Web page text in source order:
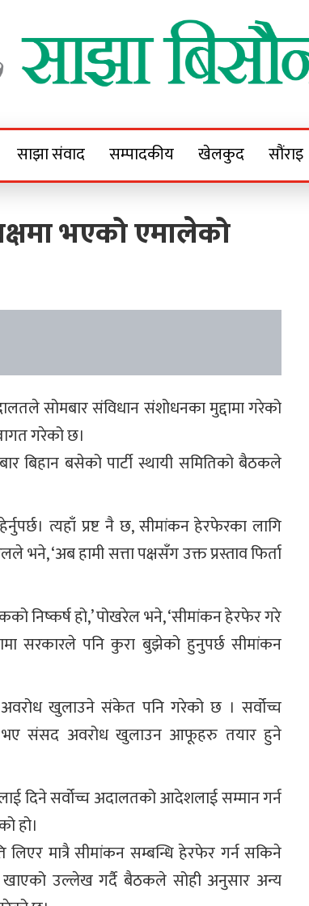
Bisaunee
साझा संवाद सम्पादकीय खेलकुद सौंराइ
भएको एमालेको
सोमबार संविधान संशोधनका मुद्दामा गरेको
गरेको छ।
बिहान बसेको पार्टी स्थायी समितिको बैठकले
त्यहाँ प्रष्ट नै छ, सीमांकन हेरफेरका लागि
भने, ‘अब हामी सत्ता पक्षसँग उक्त प्रस्ताव फिर्ता
निष्कर्ष हो,’ पोखरेल भने, ‘सीमांकन हेरफेर गरे
सरकारले पनि कुरा बुझेको हुनुपर्छ सीमांकन
खुलाउने संकेत पनि गरेको छ । सर्वोच्च
भए संसद अवरोध खुलाउन आफूहरु तयार हुने
दिने सर्वोच्च अदालतको आदेशलाई सम्मान गर्न
हो।
मात्रै सीमांकन सम्बन्धि हेरफेर गर्न सकिने
उल्लेख गर्दै बैठकले सोही अनुसार अन्य